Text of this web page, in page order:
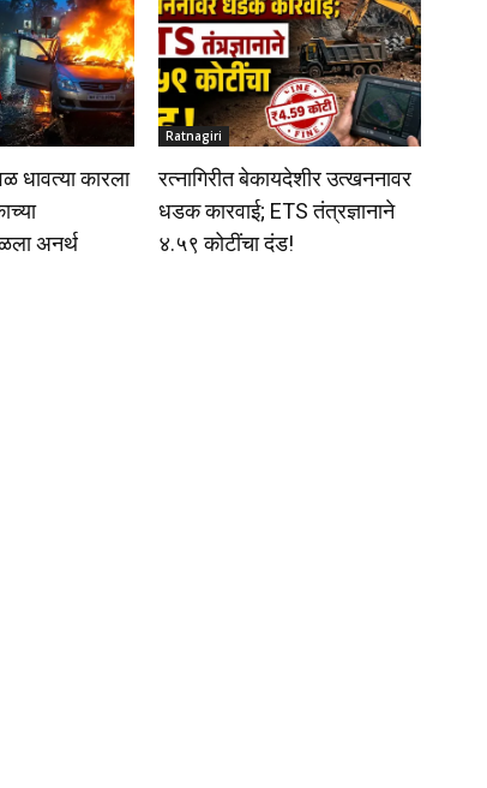
धावत्या कारला
अनर्थ
Ratnagiri
रत्नागिरीत बेकायदेशीर उत्खननावर
धडक कारवाई; ETS तंत्रज्ञानाने
४.५९ कोटींचा दंड!